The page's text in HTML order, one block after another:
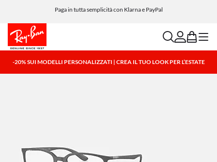
Paga in tutta semplicità con Klarna e PayPal
searchaccount
bag menu
-20% SUI MODELLI PERSONALIZZATI | CREA IL TUO LOOK PER L’ESTATE